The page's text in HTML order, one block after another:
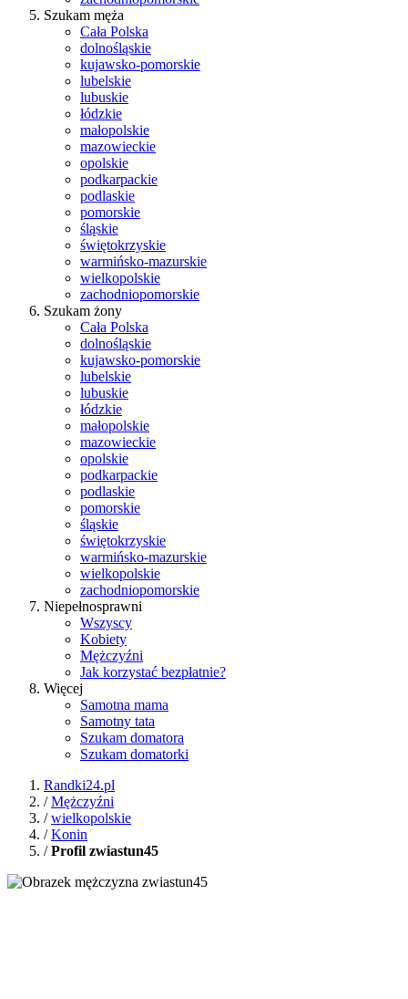
Szukam męża
Cała Polska
dolnośląskie
kujawsko-pomorskie
lubelskie
lubuskie
łódzkie
małopolskie
mazowieckie
opolskie
podkarpackie
podlaskie
pomorskie
śląskie
świętokrzyskie
warmińsko-mazurskie
wielkopolskie
zachodniopomorskie
Szukam żony
Cała Polska
dolnośląskie
kujawsko-pomorskie
lubelskie
lubuskie
łódzkie
małopolskie
mazowieckie
opolskie
podkarpackie
podlaskie
pomorskie
śląskie
świętokrzyskie
warmińsko-mazurskie
wielkopolskie
zachodniopomorskie
Niepełnosprawni
Wszyscy
Kobiety
Mężczyźni
Jak korzystać bezpłatnie?
Więcej
Samotna mama
Samotny tata
Szukam domatora
Szukam domatorki
Randki24.pl
/Mężczyźni
/wielkopolskie
/Konin
/Profil zwiastun45